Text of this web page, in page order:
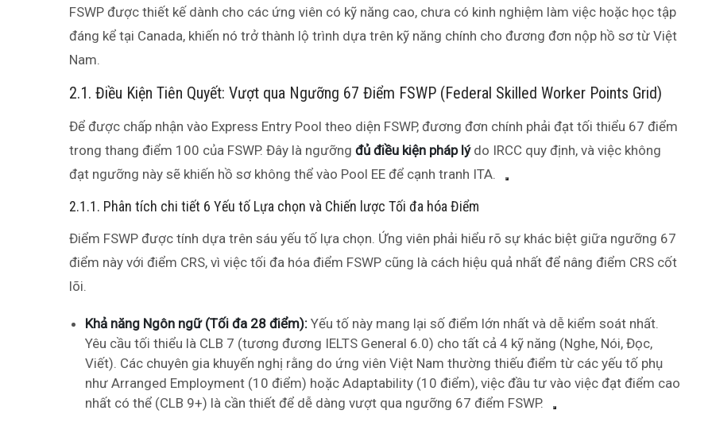
FSWP được thiết kế dành cho các ứng viên có kỹ năng cao, chưa có kinh nghiệm làm việc hoặc học tập
đáng kể tại Canada, khiến nó trở thành lộ trình dựa trên kỹ năng chính cho đương đơn nộp hồ sơ từ Việt
Nam.
2.1. Điều Kiện Tiên Quyết: Vượt qua Ngưỡng 67 Điểm FSWP (Federal Skilled Worker Points Grid)
Để được chấp nhận vào Express Entry Pool theo diện FSWP, đương đơn chính phải đạt tối thiểu 67 điểm
trong thang điểm 100 của FSWP. Đây là ngưỡng đủ điều kiện pháp lýdo IRCC quy định, và việc không
đạt ngưỡng này sẽ khiến hồ sơ không thể vào Pool EE để cạnh tranh ITA.
2.1.1. Phân tích chi tiết 6 Yếu tố Lựa chọn và Chiến lược Tối đa hóa Điểm
Điểm FSWP được tính dựa trên sáu yếu tố lựa chọn. Ứng viên phải hiểu rõ sự khác biệt giữa ngưỡng 67
điểm này với điểm CRS, vì việc tối đa hóa điểm FSWP cũng là cách hiệu quả nhất để nâng điểm CRS cốt
lõi.
Khả năng Ngôn ngữ (Tối đa 28 điểm): Yếu tố này mang lại số điểm lớn nhất và dễ kiểm soát nhất.
Yêu cầu tối thiểu là CLB 7 (tương đương IELTS General 6.0) cho tất cả 4 kỹ năng (Nghe, Nói, Đọc,
Viết). Các chuyên gia khuyến nghị rằng do ứng viên Việt Nam thường thiếu điểm từ các yếu tố phụ
như Arranged Employment (10 điểm) hoặc Adaptability (10 điểm), việc đầu tư vào việc đạt điểm cao
nhất có thể (CLB 9+) là cần thiết để dễ dàng vượt qua ngưỡng 67 điểm FSWP.